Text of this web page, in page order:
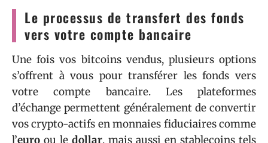
Le processus de transfert des fonds
vers votre compte bancaire
Une fois vos bitcoins vendus, plusieurs options
s’offrent à vous pour transférer les fonds vers
votre compte bancaire. Les plateformes
d’échange permettent généralement de convertir
vos crypto-actifs en monnaies fiduciaires comme
l’euro ou le dollar, mais aussi en stablecoins tels